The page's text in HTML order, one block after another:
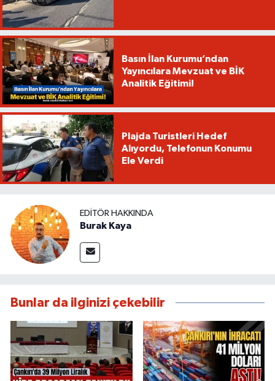
Basın İlan Kurumu’ndan
Yayıncılara Mevzuat ve BİK
Analitik Eğitimi!
Plajda Turistleri Hedef
Alıyordu, Telefonun Konumu
Ele Verdi
EDITÖR HAKKINDA
Burak Kaya
Bunlar da ilginizi çekebilir